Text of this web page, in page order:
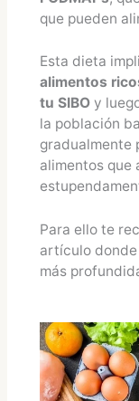
que pueden
Esta dieta
alimentos
tu SIBOy
la población
gradualmente
alimentos que
Para ello te
artículo
más